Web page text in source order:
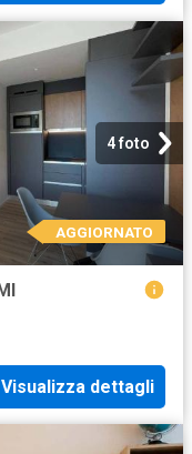
4 foto
AGGIORNATO
Visualizza dettagli